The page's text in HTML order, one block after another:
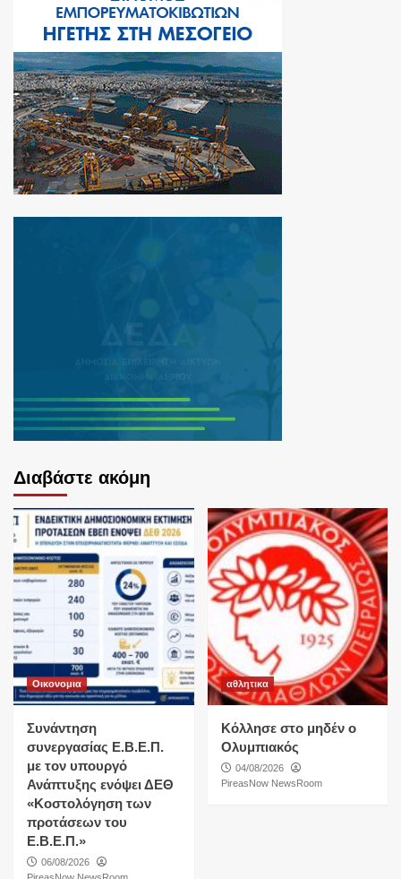
Διαβάστε ακόμη
Οικονομια
Συνάντηση
συνεργασίας Ε.Β.Ε.Π.
με τον υπουργό
Ανάπτυξης ενόψει ΔΕΘ
«Κοστολόγηση των
προτάσεων του
Ε.Β.Ε.Π.»
06/08/2026
PireasNow NewsRoom
αθλητικα
Κόλλησε στο μηδέν ο
Ολυμπιακός
04/08/2026
PireasNow NewsRoom